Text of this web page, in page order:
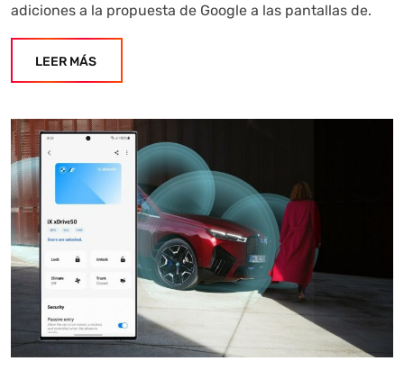
adiciones a la propuesta de Google a las pantallas de.
LEER MÁS